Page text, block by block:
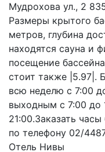
Мудрохова ул., 2
Размеры крытого
метров, глубина
находятся сауна и
посещение
стоит также |5.97|.
всю неделю с 7:00
выходным с 7:00 до
21:00.Заказать
по телефону 02/
Отель Нивы